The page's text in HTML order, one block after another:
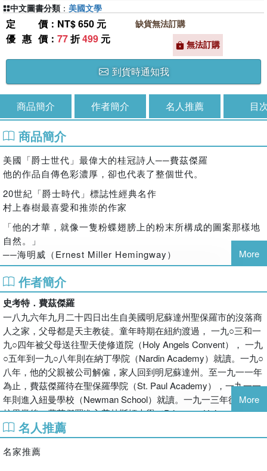
定價 ：NT$ 650 元
優惠價 ： 77折499 元
到貨時通知我
缺貨無法訂購
無法訂購
中文圖書分類 ： 美國文學
商品簡介 作者簡介 名人推薦 目
商品簡介
美國「爵士世代」最偉大的桂冠詩人──費茲傑羅
他的作品自傳色彩濃厚，卻也代表了整個世代。
20世紀「爵士時代」標誌性經典名作
村上春樹最喜愛和推崇的作家
「他的才華，就像一隻粉蝶翅膀上的粉末所構成的圖案那樣地
自然。」
──海明威（Ernest Miller Hemingway）
璀璨的華美殿堂開始吞噬財富並燃燒愛情，
於是放縱、耽樂、酗酒、自毀；
而清醒之後的懺情……以及近乎殘酷的自剖，
救贖依然無助，無能為力。
國立政治大學新聞系副教授柯裕棻、國立臺灣大學外國語文學
系教授蔡秀枝
專文導讀與推薦
安東尼．派屈是紐約上流社會貴公子，當他遇見葛羅莉亞——
這個「美麗的身體便是她靈魂的本質」的女子，便為她著迷癡
狂。葛羅莉亞驕傲而自我，為存在而存在，她認為她的婚姻將
是以世界為舞台而演出的一齣華美而動人的戲劇；而安東尼自
視甚高，不事生產，靠雞尾酒來建立他的事業，認為生命應是
More
作者簡介
史考特．費茲傑羅
一八九六年九月二十四日出生自美國明尼蘇達州聖保羅市的沒落商
人之家，父母都是天主教徒。童年時期在紐約渡過， 一九○三和一
九○四年被父母送往聖天使修道院（Holy Angels Convent）， 一九
○五年到一九○八年則在納丁學院（Nardin Academy）就讀。一九○
八年，他的父親被公司解僱，家人回到明尼蘇達州。至一九一一年
為止，費茲傑羅待在聖保羅學院（St. Paul Academy），一九一一
年則進入紐曼學校（Newman School）就讀。一九一三年從紐曼學
校畢業後，費茲傑羅進入普林斯頓大學（Princeton University），
一九一七年退學，加入陸軍。同年冬天，駐紮在萊文沃斯堡（Fort
Leavenworth），是陸軍將領德懷特．大衛．艾森豪（Dwight
David Eisenhower）的學生。艾森豪後來成為美國第三十四任總
More
名人推薦
名家推薦